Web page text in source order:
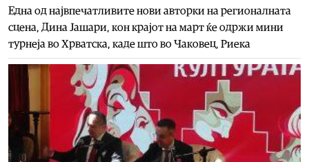
Една од највпечатливите нови авторки на регионалната
сцена, Дина Јашари, кон крајот на март ќе одржи мини
турнеја во Хрватска, каде што во Чаковец, Риека